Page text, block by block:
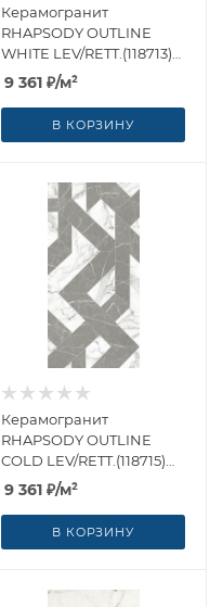
Керамогранит
RHAPSODY OUTLINE
WHITE LEV/RETT.(118713)
60x120 от Naxos Ceramica
(Италия)
9 361 ₽/м²
В КОРЗИНУ
Керамогранит
RHAPSODY OUTLINE
COLD LEV/RETT.(118715)
60x120 от Naxos Ceramica
(Италия)
9 361 ₽/м²
В КОРЗИНУ